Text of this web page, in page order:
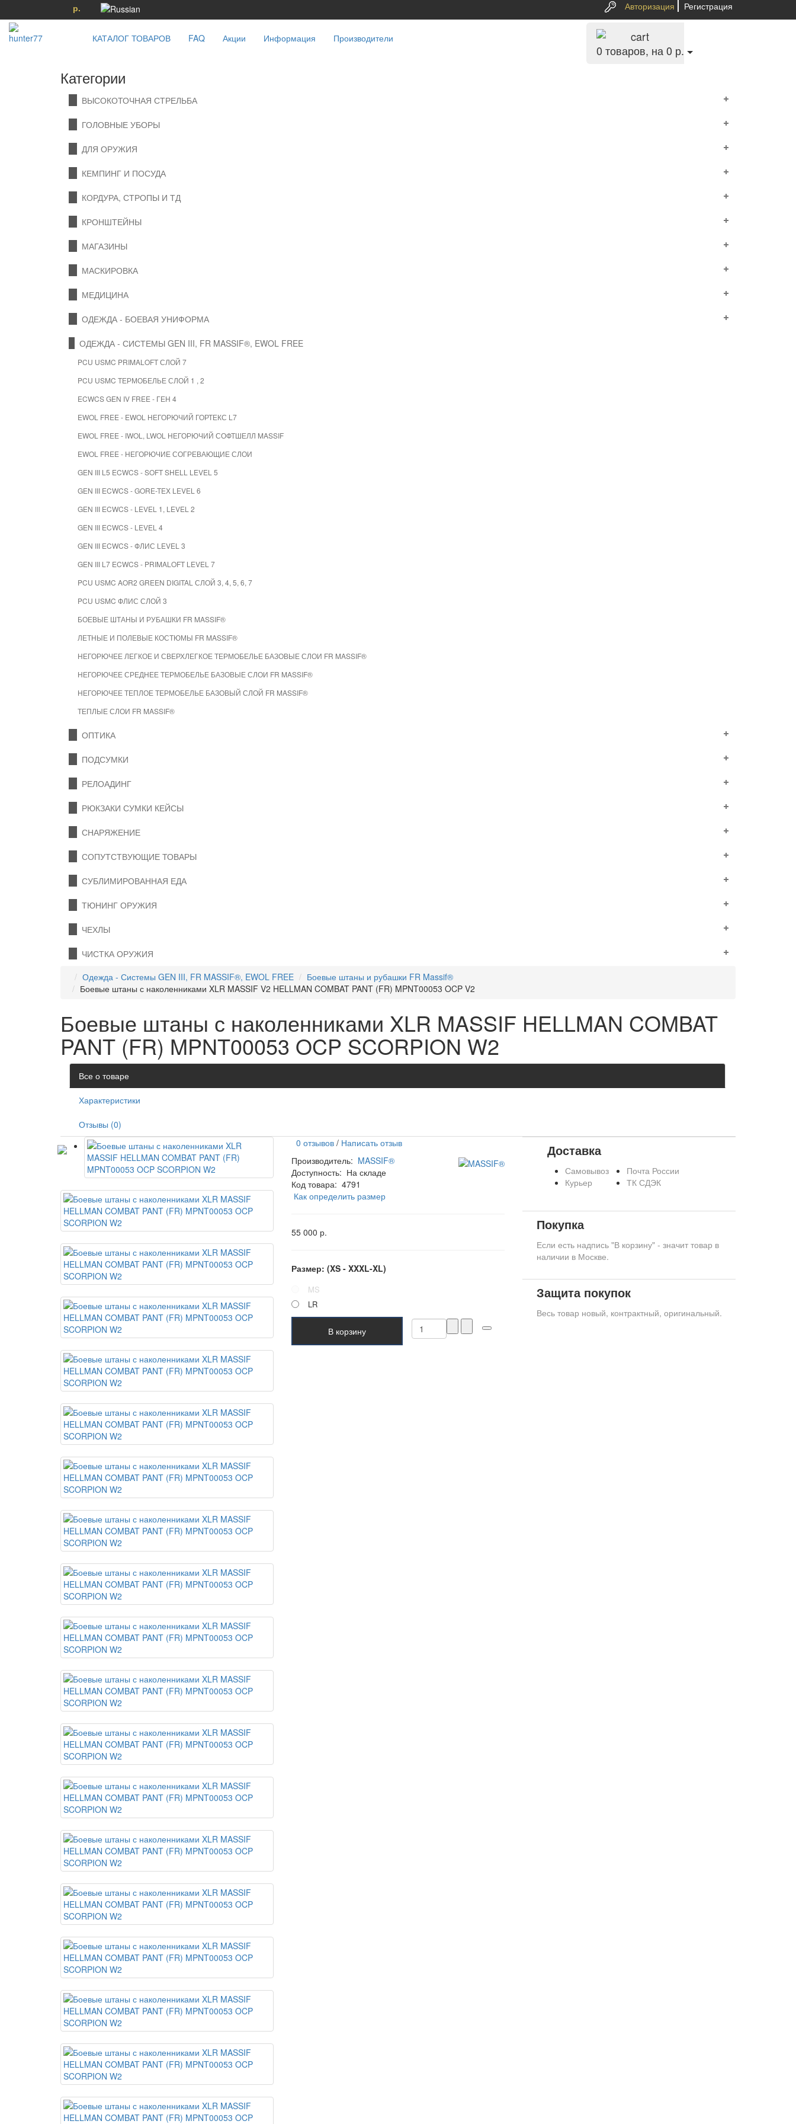
р. Авторизация Регистрация
КАТАЛОГ ТОВАРОВ FAQ Акции Информация Производители
0 товаров, на 0 р.
Категории
ВЫСОКОТОЧНАЯ СТРЕЛЬБА
ГОЛОВНЫЕ УБОРЫ
ДЛЯ ОРУЖИЯ
КЕМПИНГ И ПОСУДА
КОРДУРА, СТРОПЫ И ТД
КРОНШТЕЙНЫ
МАГАЗИНЫ
МАСКИРОВКА
МЕДИЦИНА
ОДЕЖДА - БОЕВАЯ УНИФОРМА
ОДЕЖДА - СИСТЕМЫ GEN III, FR MASSIF®, EWOL FREE
PCU USMC PRIMALOFT СЛОЙ 7
PCU USMC ТЕРМОБЕЛЬЕ СЛОЙ 1 , 2
ECWCS GEN IV FREE - ГЕН 4
EWOL FREE - EWOL НЕГОРЮЧИЙ ГОРТЕКС L7
EWOL FREE - IWOL, LWOL НЕГОРЮЧИЙ СОФТШЕЛЛ MASSIF
EWOL FREE - НЕГОРЮЧИЕ СОГРЕВАЮЩИЕ СЛОИ
GEN III L5 ECWCS - SOFT SHELL LEVEL 5
GEN III ECWCS - GORE-TEX LEVEL 6
GEN III ECWCS - LEVEL 1, LEVEL 2
GEN III ECWCS - LEVEL 4
GEN III ECWCS - ФЛИС LEVEL 3
GEN III L7 ECWCS - PRIMALOFT LEVEL 7
PCU USMC AOR2 GREEN DIGITAL СЛОЙ 3, 4, 5, 6, 7
PCU USMC ФЛИС СЛОЙ 3
БОЕВЫЕ ШТАНЫ И РУБАШКИ FR MASSIF®
ЛЕТНЫЕ И ПОЛЕВЫЕ КОСТЮМЫ FR MASSIF®
НЕГОРЮЧЕЕ ЛЕГКОЕ И СВЕРХЛЕГКОЕ ТЕРМОБЕЛЬЕ БАЗОВЫЕ СЛОИ FR MASSIF®
НЕГОРЮЧЕЕ СРЕДНЕЕ ТЕРМОБЕЛЬЕ БАЗОВЫЕ СЛОИ FR MASSIF®
НЕГОРЮЧЕЕ ТЕПЛОЕ ТЕРМОБЕЛЬЕ БАЗОВЫЙ СЛОЙ FR MASSIF®
ТЕПЛЫЕ СЛОИ FR MASSIF®
ОПТИКА
ПОДСУМКИ
РЕЛОАДИНГ
РЮКЗАКИ СУМКИ КЕЙСЫ
СНАРЯЖЕНИЕ
СОПУТСТВУЮЩИЕ ТОВАРЫ
СУБЛИМИРОВАННАЯ ЕДА
ТЮНИНГ ОРУЖИЯ
ЧЕХЛЫ
ЧИСТКА ОРУЖИЯ
Одежда - Системы GEN III, FR MASSIF®, EWOL FREE
Боевые штаны и рубашки FR Massif®
Боевые штаны с наколенниками XLR MASSIF V2 HELLMAN COMBAT PANT (FR) MPNT00053 OCP V2
Боевые штаны с наколенниками XLR MASSIF HELLMAN COMBAT
PANT (FR) MPNT00053 OCP SCORPION W2
Все о товаре
Характеристики
Отзывы (0)
0 отзывов / Написать отзыв
Производитель: MASSIF®
Доступность: На складе
Код товара: 4791
Как определить размер
55 000 р.
Размер: (XS - XXXL-XL)
MS
LR
В корзину
Доставка
Самовывоз
Курьер
Почта России
ТК СДЭК
Покупка
Если есть надпись "В корзину" - значит товар в
наличии в Москве.
Защита покупок
Весь товар новый, контрактный, оригинальный.